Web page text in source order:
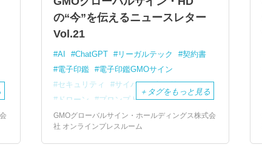
の“今”を伝えるニュースレター
Vol.21
AI ChatGPT リーガルテック
契約書
電子印鑑
電子印鑑GMOサイン
セキュリティ
サイバーセキュリティ
ドローン
プロンプト
国際展示会
Drone
セキュリティリスク
GMOグローバルサイン
＋ タグをもっと見る
GMOグローバルサイン・ホールディングス株式会
社 オンラインプレスルーム